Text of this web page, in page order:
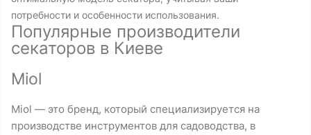
потребности и особенности использования.
Популярные производители
секаторов в Киеве
Miol
Miol — это бренд, который специализируется на
производстве инструментов для садоводства, в